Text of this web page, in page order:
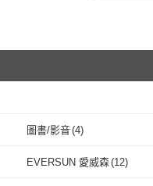
圖書/影音(4)
EVERSUN 愛威森 (12)